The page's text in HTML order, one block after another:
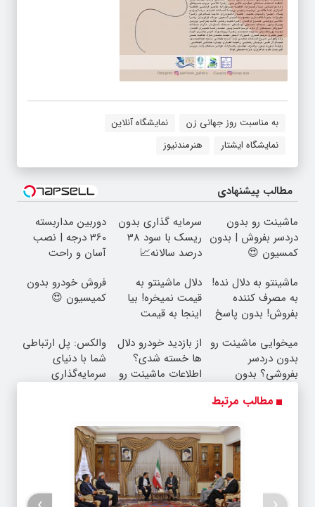
به مناسبت روز جهانی زن
نمايشگاه آنلاين
نمايشگاه ايشتار
هنرمندنيوز
مطالب پیشنهادی
ماشینت رو بدون
دردسر بفروش | بدون
کمسیون 😍
سرمایه گذاری بدون
ریسک با سود 38
درصد سالانه📈
دوربین مداربسته
360 درجه | نصب
آسان و راحت
ماشینتو به دلال نده!
به مصرف کننده
بفروش! بدون پاسخ
دلال ماشینتو به
قیمت نمیخره! بیا
اینجا به قیمت
واقعی*
فروش خودرو بدون
کمیسیون 😍
میخوایی ماشینت رو
بدون دردسر
بفروشی؟ بدون
از بازدید خودرو دلال
ها خسته شدی؟
اطلاعات ماشینت رو
والکس: پل ارتباطی
شما با دنیای
سرمایه‌گذاری
مطالب مرتبط